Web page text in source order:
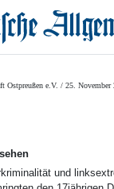
Politik
Gesellschaft
Leben
Ostpreußen e.V. / 25. November
und